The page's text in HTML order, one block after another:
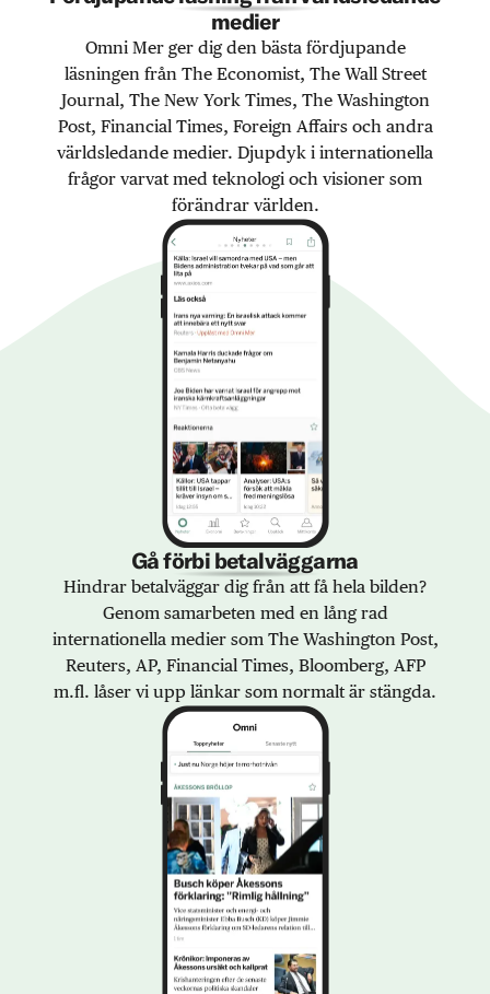
medier
Omni Mer ger dig den bästa fördjupande
läsningen från The Economist, The Wall Street
Journal, The New York Times, The Washington
Post, Financial Times, Foreign Affairs och andra
världsledande medier. Djupdyk i internationella
frågor varvat med teknologi och visioner som
förändrar världen.
Gå förbi betalväggarna
Hindrar betalväggar dig från att få hela bilden?
Genom samarbeten med en lång rad
internationella medier som The Washington Post,
Reuters, AP, Financial Times, Bloomberg, AFP
m.fl. låser vi upp länkar som normalt är stängda.